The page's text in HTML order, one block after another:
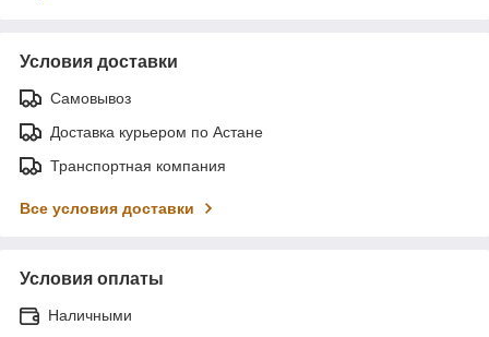
Условия доставки
Самовывоз
Доставка курьером по Астане
Транспортная компания
Все условия доставки
Условия оплаты
Наличными